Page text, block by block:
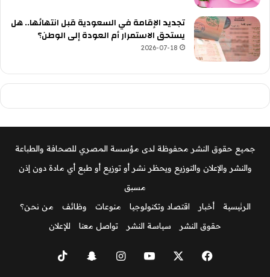
تجديد الإقامة في السعودية قبل انتهائها.. هل
يستحق الاستمرار أم العودة إلى الوطن؟
2026-07-18
جميع حقوق النشر محفوظة لدى مؤسسة المصري للصحافة والطباعة
والنشر والإعلان والتوزيع ويحظر نشر أو توزيع أو طبع أي مادة دون إذن
مسبق
الرئيسية
أخبار اقتصاد وتكنولوجيا منوعات وظائف
من نحن؟
حقوق النشر
سياسة النشر تواصل معنا للإعلان
فيسبوك ‫YouTubeانستقرامسناب